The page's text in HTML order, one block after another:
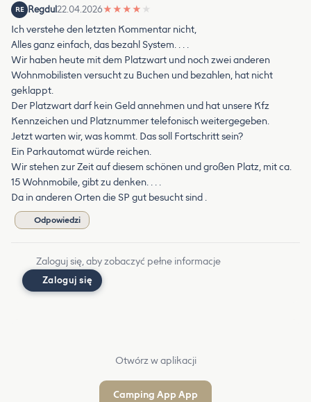
RE Regdul22.04.2026★ ★ ★ ★ ★
Ich verstehe den letzten Kommentar nicht,
Alles ganz einfach, das bezahl System. . . .
Wir haben heute mit dem Platzwart und noch zwei anderen
Wohnmobilisten versucht zu Buchen und bezahlen, hat nicht
geklappt.
Der Platzwart darf kein Geld annehmen und hat unsere Kfz
Kennzeichen und Platznummer telefonisch weitergegeben.
Jetzt warten wir, was kommt. Das soll Fortschritt sein?
Ein Parkautomat würde reichen.
Wir stehen zur Zeit auf diesem schönen und großen Platz, mit ca.
15 Wohnmobile, gibt zu denken. . . .
Da in anderen Orten die SP gut besucht sind .
Odpowiedzi
Zaloguj się, aby zobaczyć pełne informacje
Zaloguj się
Otwórz w aplikacji
Camping App App